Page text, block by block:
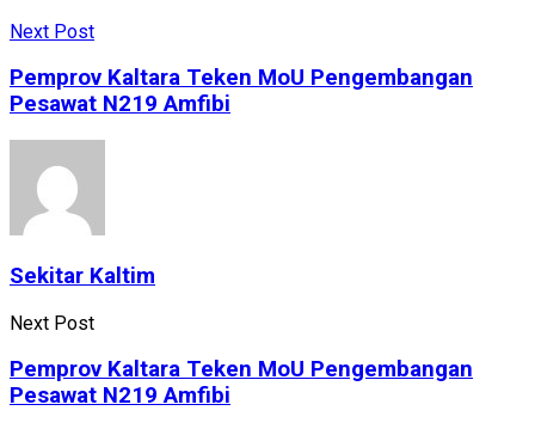
Next Post
Pemprov Kaltara Teken MoU Pengembangan
Pesawat N219 Amfibi
Sekitar Kaltim
Next Post
Pemprov Kaltara Teken MoU Pengembangan
Pesawat N219 Amfibi